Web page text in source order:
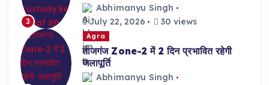
3
Abhimanyu Singh
July 22, 2026
30 views
Agra
ताजगंज Zone-2 में 2 दिन प्रभावित रहेगी
जलापूर्ति
Abhimanyu Singh